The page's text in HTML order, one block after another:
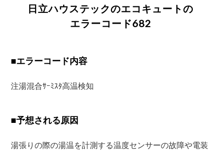
日立ハウステックのエコキュートの
エラーコード682
■エラーコード内容
注湯混合ｻｰﾐｽﾀ高温検知
■予想される原因
湯張りの際の湯温を計測する温度センサーの故障や電装